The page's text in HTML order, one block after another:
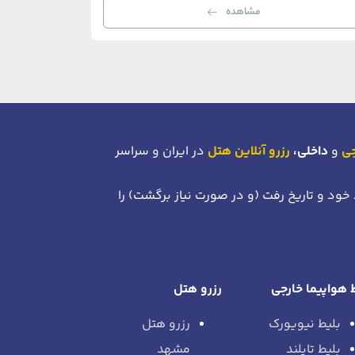
مشاهده
و داخلی، رزرو آنلاین هتل در ایران و سراسر
خود و تاریخ رفت (و در صورت نیاز برگشت) را
هواپیما خارجی
بلیط نیویورک
بلیط تایلند
رزرو هتل
رزرو هتل
مشهد